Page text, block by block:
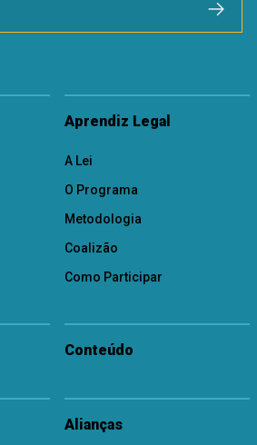
Aprendiz Legal
A Lei
O Programa
Metodologia
Coalizão
Como Participar
Conteúdo
Alianças